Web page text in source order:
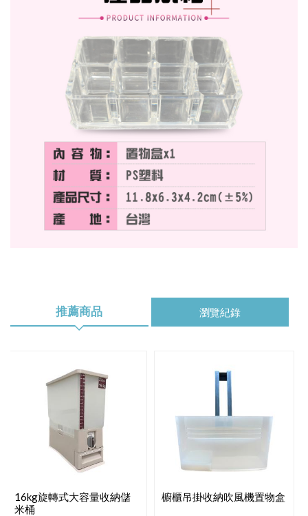
推薦商品 瀏覽紀錄
16kg旋轉式大容量收納儲
米桶
櫥櫃吊掛收納吹風機置物盒